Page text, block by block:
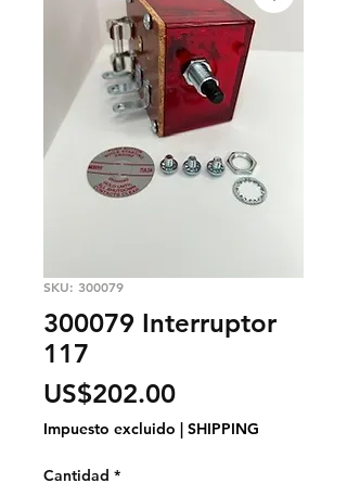
SKU: 300079
300079 Interruptor
117
US$202.00Precio
Impuesto excluido SHIPPING
Cantidad *